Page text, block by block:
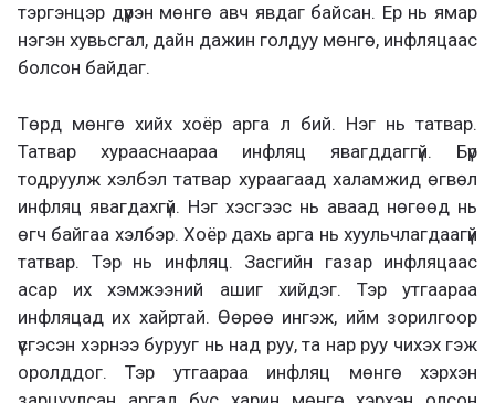
тэргэнцэр дүүрэн мөнгө авч явдаг байсан. Ер нь ямар
нэгэн хувьсгал, дайн дажин голдуу мөнгө, инфляцаас
болсон байдаг.
Төрд мөнгө хийх хоёр арга л бий. Нэг нь татвар.
Татвар хурааснаараа инфляц явагддаггүй. Бүр
тодруулж хэлбэл татвар хураагаад халамжид өгвөл
инфляц явагдахгүй. Нэг хэсгээс нь аваад нөгөөд нь
өгч байгаа хэлбэр. Хоёр дахь арга нь хуульчлагдаагүй
татвар. Тэр нь инфляц. Засгийн газар инфляцаас
асар их хэмжээний ашиг хийдэг. Тэр утгаараа
инфляцад их хайртай. Өөрөө ингэж, ийм зорилгоор
үүсгэсэн хэрнээ бурууг нь над руу, та нар руу чихэх гэж
оролддог. Тэр утгаараа инфляц мөнгө хэрхэн